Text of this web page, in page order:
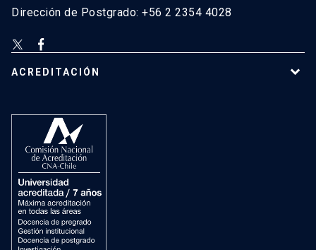
Dirección de Postgrado: +56 2 2354 4028
ACREDITACIÓN